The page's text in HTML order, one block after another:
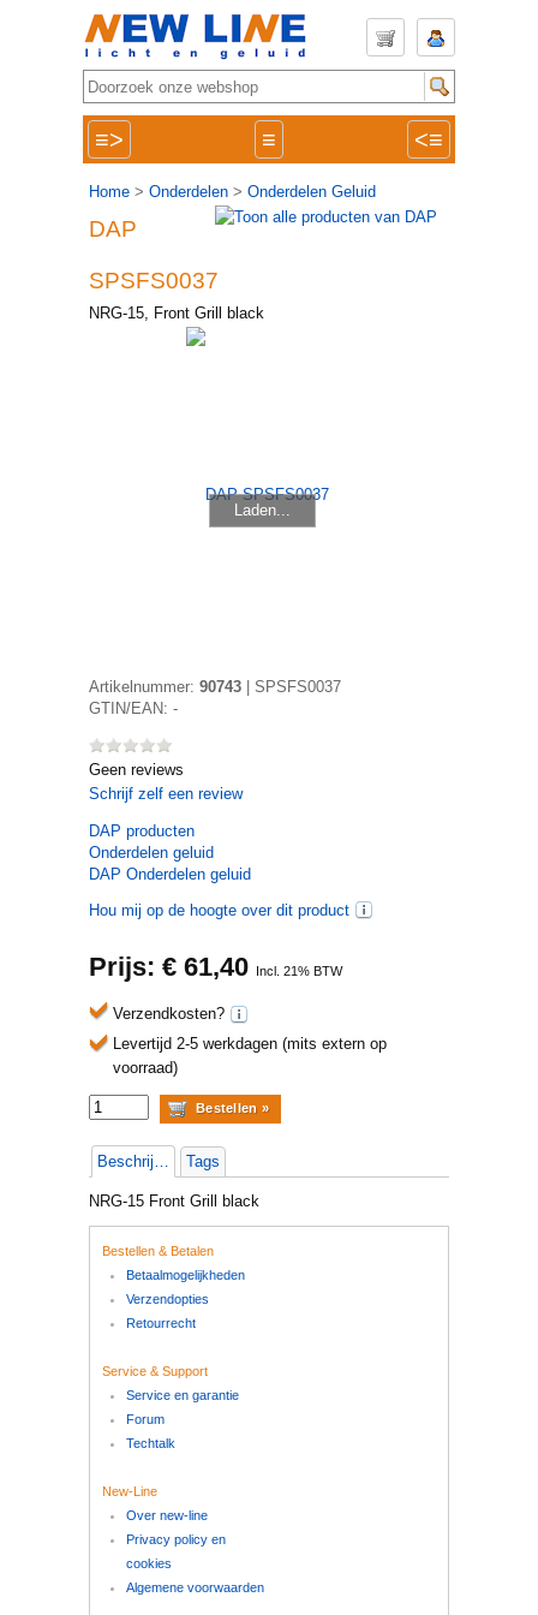
≡> ≡ <≡
Home > Onderdelen > Onderdelen Geluid
DAP
SPSFS0037
NRG-15, Front Grill black
Laden...
Artikelnummer: 90743
SPSFS0037
GTIN/EAN: -
Geen reviews
Schrijf zelf een review
DAP producten
Onderdelen geluid
DAP Onderdelen geluid
Hou mij op de hoogte over dit product
Prijs: € 61,40 Incl. 21% BTW
Verzendkosten?
Levertijd 2-5 werkdagen (mits extern op
voorraad)
Beschrijving Tags
NRG-15 Front Grill black
Bestellen & Betalen
Betaalmogelijkheden
Verzendopties
Retourrecht
Service & Support
Service en garantie
Forum
Techtalk
New-Line
Over new-line
Privacy policy en
cookies
Algemene voorwaarden